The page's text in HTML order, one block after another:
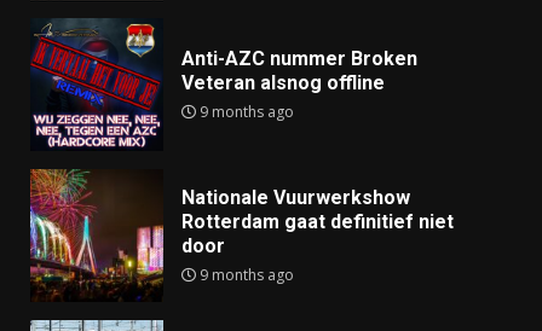
Anti-AZC nummer Broken
Veteran alsnog offline
9 months ago
Nationale Vuurwerkshow
Rotterdam gaat definitief niet
door
9 months ago